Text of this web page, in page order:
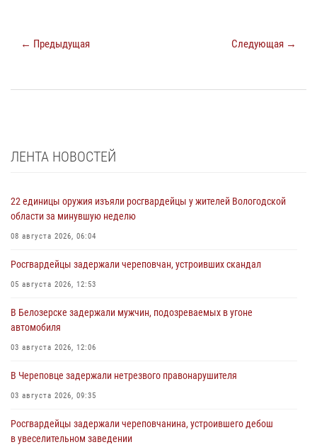
← Предыдущая Следующая →
ЛЕНТА НОВОСТЕЙ
22 единицы оружия изъяли росгвардейцы у жителей Вологодской
области за минувшую неделю
08 августа 2026, 06:04
Росгвардейцы задержали череповчан, устроивших скандал
05 августа 2026, 12:53
В Белозерске задержали мужчин, подозреваемых в угоне
автомобиля
03 августа 2026, 12:06
В Череповце задержали нетрезвого правонарушителя
03 августа 2026, 09:35
Росгвардейцы задержали череповчанина, устроившего дебош
в увеселительном заведении